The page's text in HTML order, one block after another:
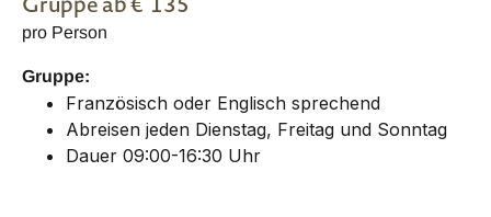
pro Person
Gruppe:
Französisch oder Englisch sprechend
Abreisen jeden Dienstag, Freitag und Sonntag
Dauer 09:00-16:30 Uhr